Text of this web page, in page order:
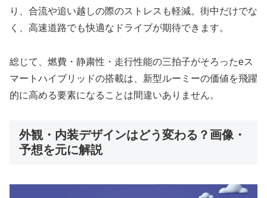
り、合流や追い越しの際のストレスも軽減。街中だけでな
く、高速道路でも快適なドライブが期待できます。
総じて、燃費・静粛性・走行性能の三拍子がそろったeス
マートハイブリッドの搭載は、新型ルーミーの価値を飛躍
的に高める要素になることは間違いありません。
外観・内装デザインはどう変わる？画像・
予想を元に解説